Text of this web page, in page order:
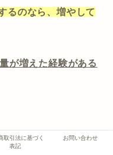
るのなら、増やして
が増えた経験がある
が増える可能性があ
取引法に基づく
表記
お問い合わせ